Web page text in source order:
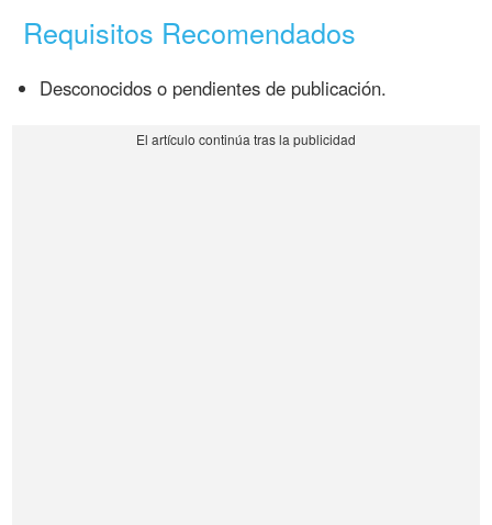
Requisitos Recomendados
Desconocidos o pendientes de publicación.